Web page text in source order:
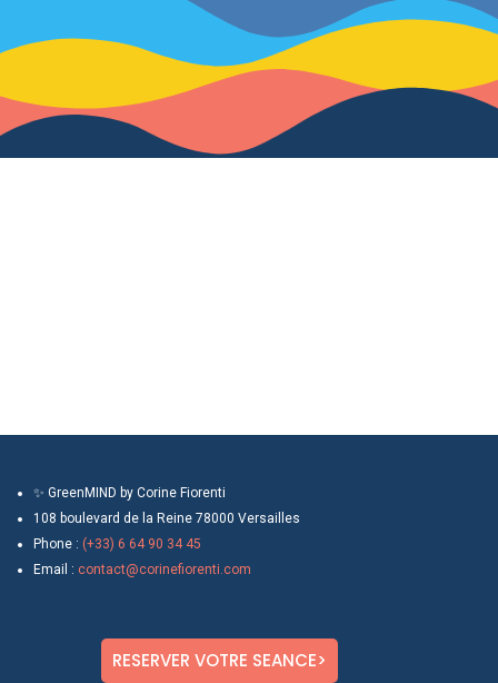
✨ GreenMIND by Corine Fiorenti
108 boulevard de la Reine 78000 Versailles
Phone : (+33) 6 64 90 34 45
Email : contact@corinefiorenti.com
RESERVER VOTRE SEANCE>